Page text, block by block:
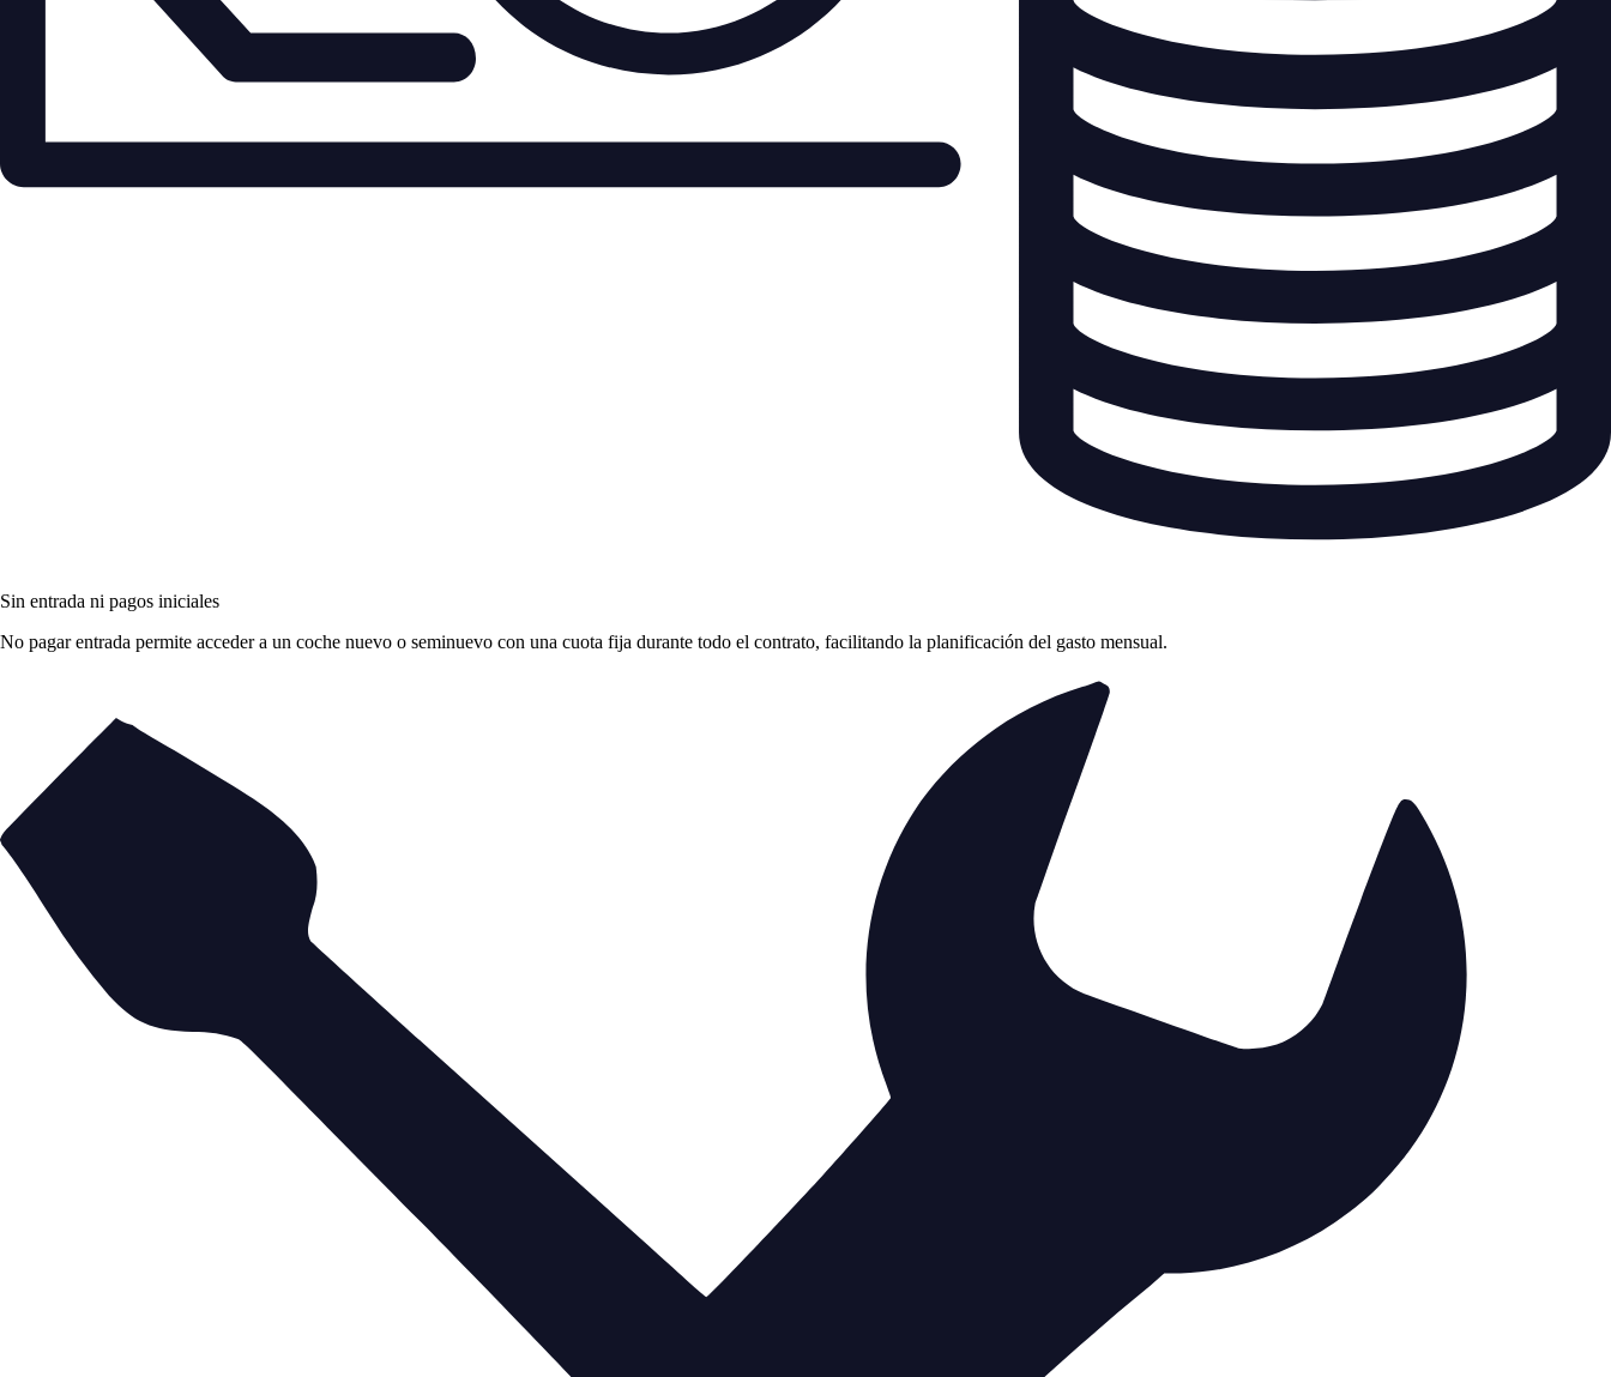
Sin entrada ni pagos iniciales
No pagar entrada permite acceder a un coche nuevo o seminuevo con una cuota fija durante todo el contrato, facilitando la planificación del gasto mensual.